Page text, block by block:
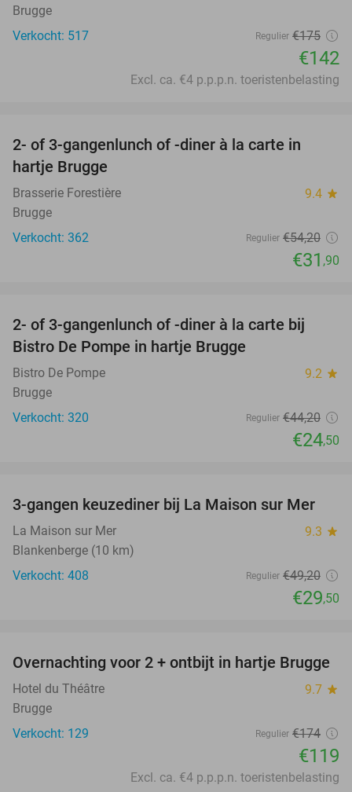
Brugge
Verkocht: 517
Regulier €175
€142
Excl. ca. €4 p.p.p.n. toeristenbelasting
2- of 3-gangenlunch of -diner à la carte in
hartje Brugge
Brasserie Forestière 9.4 star
Brugge
Verkocht: 362
Regulier €54,20
€31 ,90
45%
2- of 3-gangenlunch of -diner à la carte bij
Bistro De Pompe in hartje Brugge
Bistro De Pompe 9.2 star
Brugge
Verkocht: 320
Regulier €44,20
€24,50
40%
3-gangen keuzediner bij La Maison sur Mer
La Maison sur Mer 9.3 star
Blankenberge (10 km)
Verkocht: 408
Regulier €49,20
€29,50
32%
Overnachting voor 2 + ontbijt in hartje Brugge
Hotel du Théâtre 9.7 star
Brugge
Verkocht: 129
Regulier €174
€119
Excl. ca. €4 p.p.p.n. toeristenbelasting